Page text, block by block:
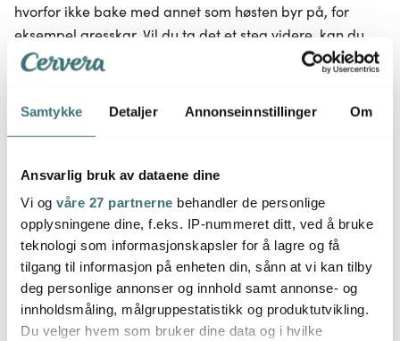
Samtykke Detaljer Annonseinnstillinger Om
Ansvarlig bruk av dataene dine
Vi og våre 27 partnerne behandler de personlige
opplysningene dine, f.eks. IP-nummeret ditt, ved å bruke
teknologi som informasjonskapsler for å lagre og få
tilgang til informasjon på enheten din, sånn at vi kan tilby
deg personlige annonser og innhold samt annonse- og
innholdsmåling, målgruppestatistikk og produktutvikling.
Du velger hvem som bruker dine data og i hvilke
hvorfor ikke bake med annet som høsten byr på, for
eksempel gresskar. Vil du ta det et steg videre, kan du
prøve deg på et fruktbrød med frukt som du tørker selv i
en sopp- og frukttørker, for eksempel plommer, ferskener
eller druer.
Oppskrifstips til høstens middager